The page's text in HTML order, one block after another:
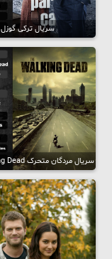
سریال ترکی گوزل
سریال مردگان متحرک The Walking Dead